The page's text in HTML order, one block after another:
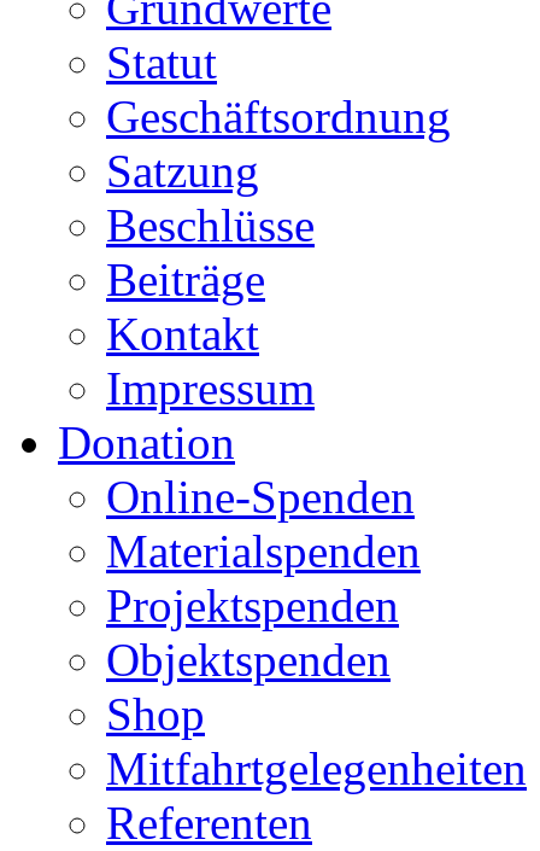
Statut
Geschäftsordnung
Satzung
Beschlüsse
Beiträge
Kontakt
Impressum
Donation
Online-Spenden
Materialspenden
Projektspenden
Objektspenden
Shop
Mitfahrtgelegenheiten
Referenten